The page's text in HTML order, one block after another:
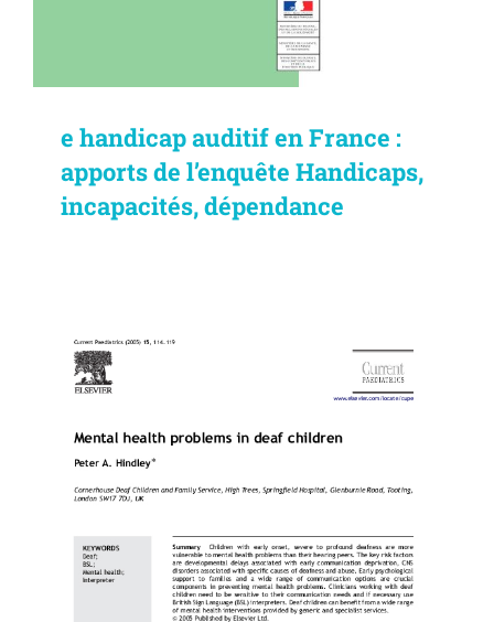
e handicap auditif en France :
apports de l’enquête Handicaps,
incapacités, dépendance